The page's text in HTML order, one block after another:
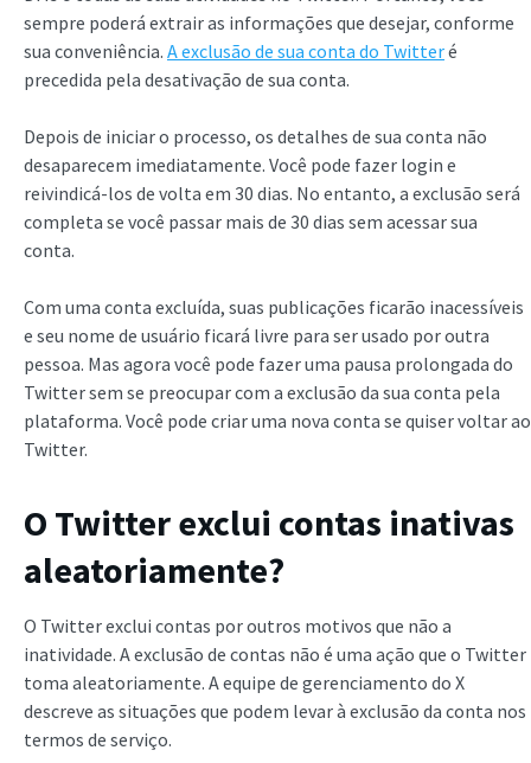
sempre poderá extrair as informações que desejar, conforme
sua conveniência. A exclusão de sua conta do Twitteré
precedida pela desativação de sua conta.
Depois de iniciar o processo, os detalhes de sua conta não
desaparecem imediatamente. Você pode fazer login e
reivindicá-los de volta em 30 dias. No entanto, a exclusão será
completa se você passar mais de 30 dias sem acessar sua
conta.
Com uma conta excluída, suas publicações ficarão inacessíveis
e seu nome de usuário ficará livre para ser usado por outra
pessoa. Mas agora você pode fazer uma pausa prolongada do
Twitter sem se preocupar com a exclusão da sua conta pela
plataforma. Você pode criar uma nova conta se quiser voltar ao
Twitter.
O Twitter exclui contas inativas
aleatoriamente?
O Twitter exclui contas por outros motivos que não a
inatividade. A exclusão de contas não é uma ação que o Twitter
toma aleatoriamente. A equipe de gerenciamento do X
descreve as situações que podem levar à exclusão da conta nos
termos de serviço.